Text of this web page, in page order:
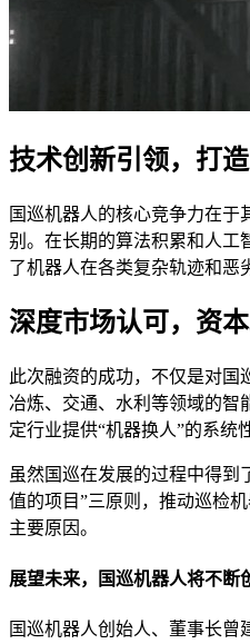
技术创新引领，打
国巡机器人的核心竞争力在
别。在长期的算法积累和人工
了机器人在各类复杂轨迹和恶
深度市场认可，资
此次融资的成功，不仅是对国
冶炼、交通、水利等领域的智
定行业提供“机器换人”的系统
虽然国巡在发展的过程中得到
值的项目”三原则，推动巡检
主要原因。
展望未来，国巡机器人将不断
国巡机器人创始人、董事长曾